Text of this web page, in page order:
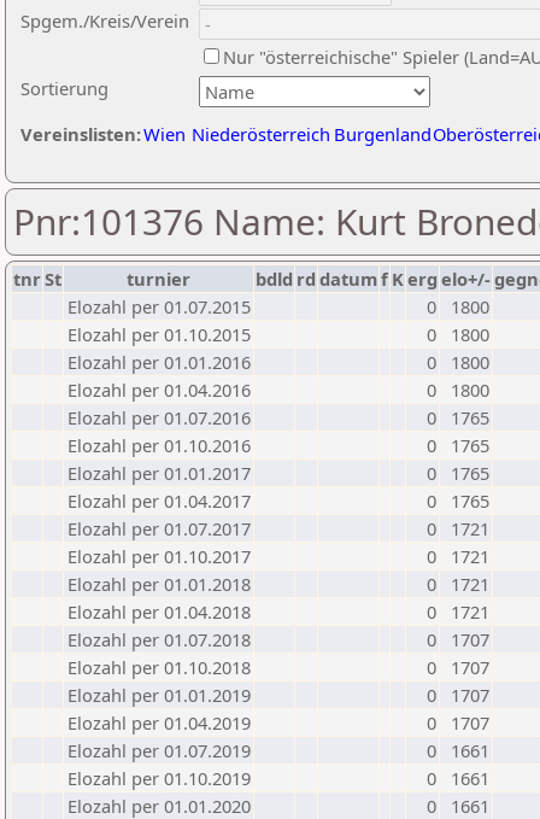
Sortierung
Spgem./Kreis/Verein
Nur "österreichische" Spieler
Vereinslisten:Wien Niederösterreich Burgenland
Pnr:101376 Name: Kurt
tnrSt turnier bdld rd datumf Kerg elo+/-
Elozahl per 01.07.2015
0
1800
Elozahl per 01.10.2015
0
1800
Elozahl per 01.01.2016
0
1800
Elozahl per 01.04.2016
0
1800
Elozahl per 01.07.2016
0
1765
Elozahl per 01.10.2016
0
1765
Elozahl per 01.01.2017
0
1765
Elozahl per 01.04.2017
0
1765
Elozahl per 01.07.2017
0
1721
Elozahl per 01.10.2017
0
1721
Elozahl per 01.01.2018
0
1721
Elozahl per 01.04.2018
0
1721
Elozahl per 01.07.2018
0
1707
Elozahl per 01.10.2018
0
1707
Elozahl per 01.01.2019
0
1707
Elozahl per 01.04.2019
0
1707
Elozahl per 01.07.2019
0
1661
Elozahl per 01.10.2019
0
1661
Elozahl per 01.01.2020
0
1661